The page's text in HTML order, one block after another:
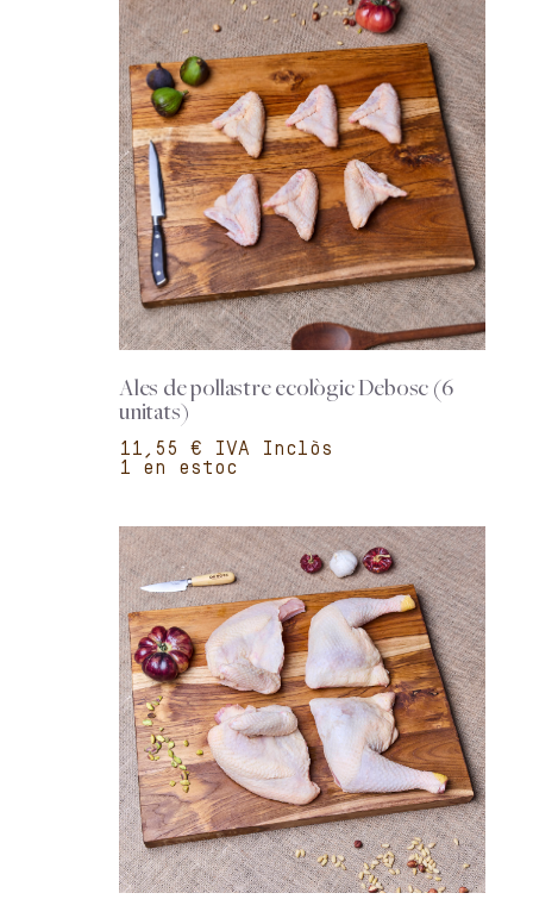
Ales de pollastre ecològic Debosc (6
unitats)
€
1 en estoc